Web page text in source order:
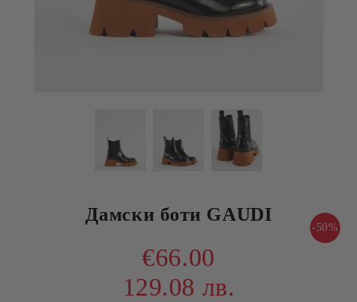
Дамски боти GAUDI
-50%
€66.00
129.08 лв.